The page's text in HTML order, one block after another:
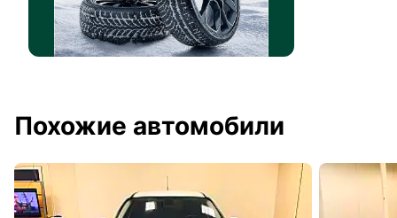
Похожие автомобили